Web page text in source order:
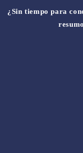
¿Sin tiempo para